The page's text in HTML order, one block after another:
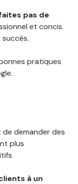
pas de
et concis.
pratiques
de demander des
plus
à un